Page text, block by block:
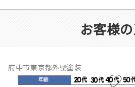
お客様
府中市東京都外壁塗装